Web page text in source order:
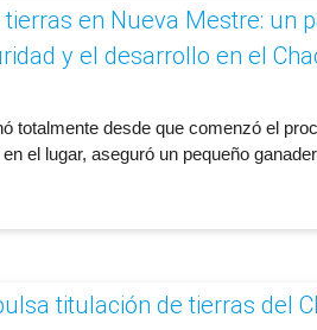
en Nueva Mestre: un
y el desarrollo en el
totalmente desde que comenzó el
el lugar, aseguró un pequeño
titulación de tierras del